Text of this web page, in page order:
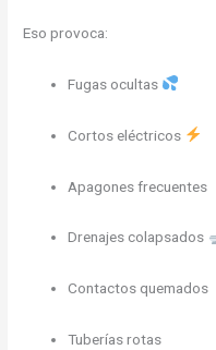
Eso provoca:
Fugas ocultas
Cortos eléctricos
Apagones frecuentes
Drenajes colapsados
Contactos quemados
Tuberías rotas